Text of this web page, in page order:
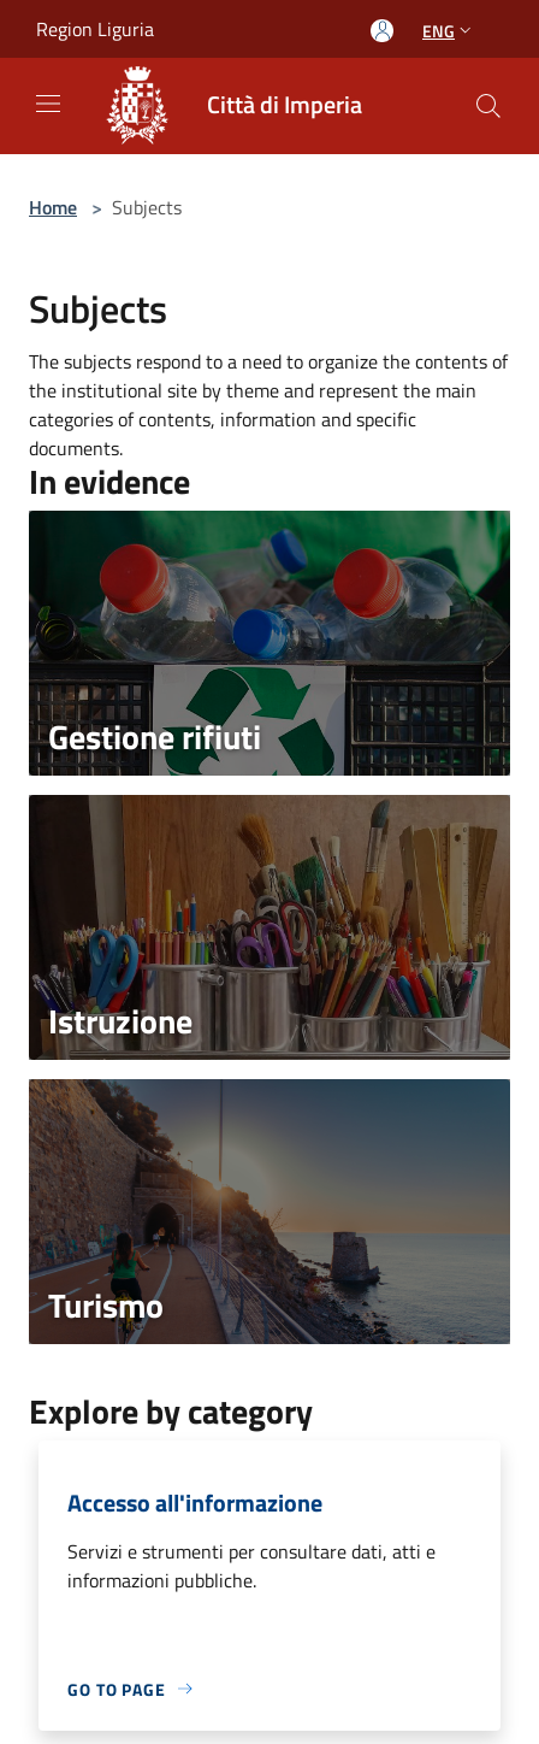
Region Liguria ENG
Città di Imperia
Home > Subjects
Subjects
The subjects respond to a need to organize the contents of
the institutional site by theme and represent the main
categories of contents, information and specific
documents.
In evidence
Gestione rifiuti
Istruzione
Turismo
Explore by category
Accesso all'informazione
Servizi e strumenti per consultare dati, atti e
informazioni pubbliche.
GO TO PAGE